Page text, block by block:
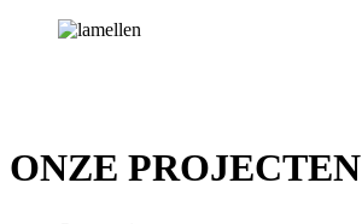
ONZE PROJECTEN